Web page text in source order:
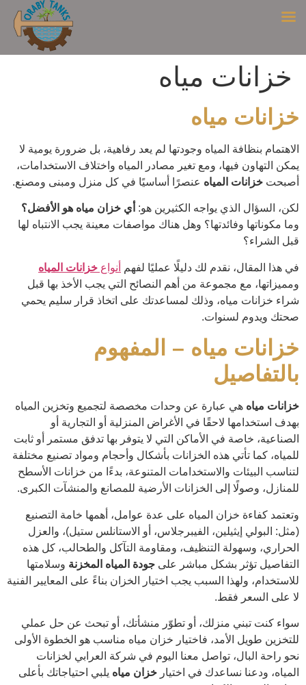
خزانات مياه
خزانات مياه
الاهتمام بنظافة المياه وجودتها لم يعد رفاهية، بل ضرورة يومية لا
يمكن التهاون فيها، ومع تغير مصادر المياه واختلاف الاستخدامات،
أصبحت خزانات المياه عنصرًا أساسيًا في كل منزل ومبنى ومصنع.
لكن، السؤال الذي يواجه الكثيرين هو: أي خزان مياه هو الأفضل؟
وما مكوناتها وفائدتها؟ وهل هناك مواصفات معينة يجب الانتباه لها
قبل الشراء؟
في هذا المقال، نقدم لك دليلًا عمليًا لفهم أنواع خزانات المياه
ومميزاتها، مع مجموعة من أهم النصائح التي يجب الأخذ بها قبل
شراء خزانات مياه، وذلك لمساعدتك على اتخاذ قرار سليم يحمي
صحتك ويدوم لسنوات.
خزانات مياه – المفهوم
بالتفاصيل
خزانات مياه هي عبارة عن وحدات مخصصة لتجميع وتخزين المياه
بهدف استخدامها لاحقًا في الأغراض المنزلية أو التجارية أو
الصناعية، خاصة في الأماكن التي لا يتوفر بها تدفق مستمر أو ثابت
للمياه، كما تأتي هذه الخزانات بأشكال وأحجام ومواد تصنيع مختلفة
لتناسب البيئات والاستخدامات المتنوعة، بدءًا من خزانات الأسطح
للمنازل، وصولًا إلى الخزانات الأرضية للمصانع والمنشآت الكبرى.
وتعتمد كفاءة خزان المياه على عدة عوامل، أهمها خامة التصنيع
(مثل: البولي إيثيلين، الفيبرجلاس، أو الاستانلس ستيل)، والعزل
الحراري، وسهولة التنظيف، ومقاومة التآكل والطحالب، كل هذه
التفاصيل تؤثر بشكل مباشر على جودة المياه المخزنة وسلامتها
للاستخدام، ولهذا السبب يجب اختيار الخزان بناءً على المعايير الفنية
لا على السعر فقط.
سواء كنت تبني منزلك، أو تطوّر منشأتك، أو تبحث عن حل عملي
للتخزين طويل الأمد، فاختيار خزان مياه مناسب هو الخطوة الأولى
نحو راحة البال، تواصل معنا اليوم في شركة العرابي لخزانات
المياه، ودعنا نساعدك في اختيار خزان مياه يلبي احتياجاتك بأعلى